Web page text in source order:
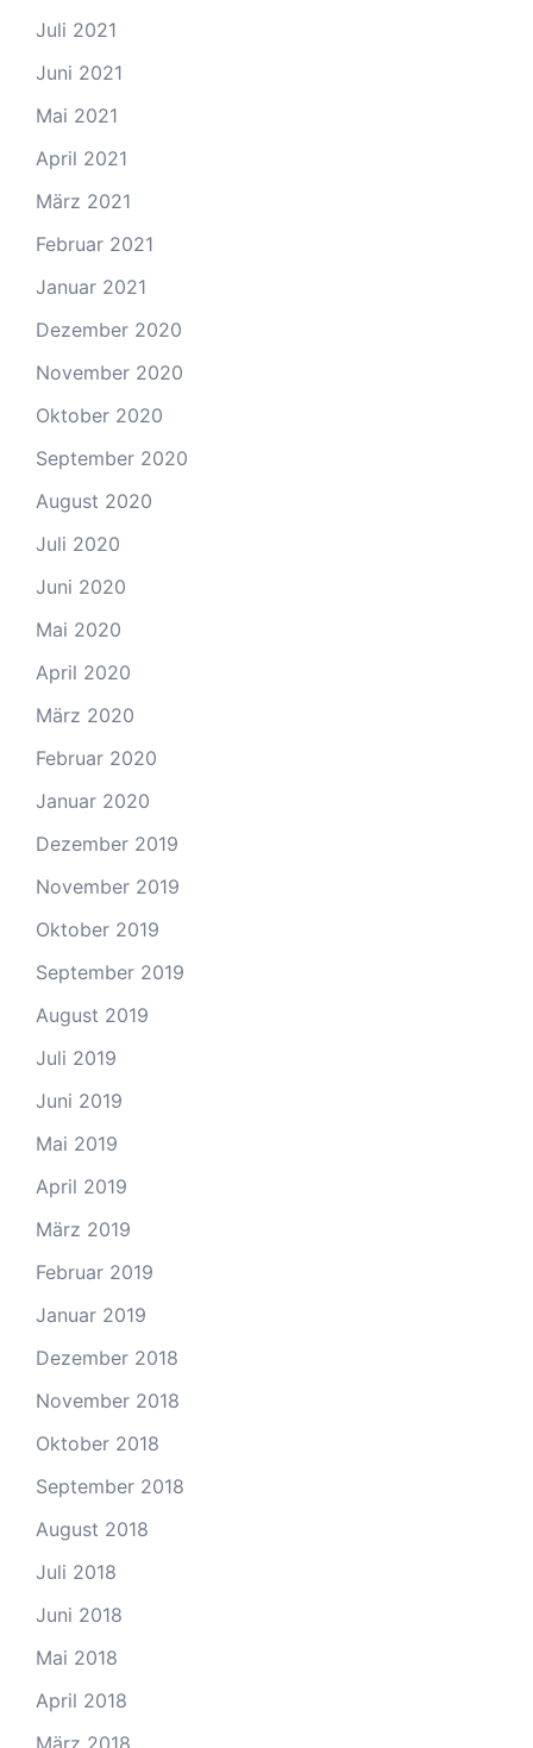
Juli 2021
Juni 2021
Mai 2021
April 2021
März 2021
Februar 2021
Januar 2021
Dezember 2020
November 2020
Oktober 2020
September 2020
August 2020
Juli 2020
Juni 2020
Mai 2020
April 2020
März 2020
Februar 2020
Januar 2020
Dezember 2019
November 2019
Oktober 2019
September 2019
August 2019
Juli 2019
Juni 2019
Mai 2019
April 2019
März 2019
Februar 2019
Januar 2019
Dezember 2018
November 2018
Oktober 2018
September 2018
August 2018
Juli 2018
Juni 2018
Mai 2018
April 2018